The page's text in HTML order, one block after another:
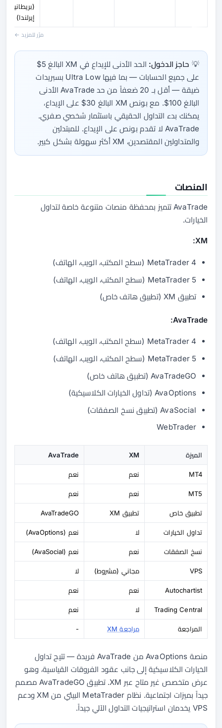
(بريطانيا/
إيرلندا)
مرّر للمزيد ←
💡 حاجز الدخول:
الحد الأدنى للإيداع في XM البالغ 5$
على جميع الحسابات — بما فيها Ultra Low بسبريدات
ضيقة — أقل بـ 20 ضعفاً من حد AvaTrade الأدنى
البالغ 100$. مع بونص XM البالغ 30$ على الإيداع،
يمكنك بدء التداول الحقيقي باستثمار شخصي صفري.
AvaTrade لا تقدم بونص على الإيداع. للمبتدئين
والمتداولين المقتصدين، XM أكثر سهولة بشكل كبير.
المنصات
AvaTrade تتميز بمحفظة منصات متنوعة خاصة لتداول
الخيارات.
XM:
MetaTrader 4 (سطح المكتب، الويب، الهاتف)
MetaTrader 5 (سطح المكتب، الويب، الهاتف)
تطبيق XM (تطبيق هاتف خاص)
AvaTrade:
MetaTrader 4 (سطح المكتب، الويب، الهاتف)
MetaTrader 5 (سطح المكتب، الويب، الهاتف)
AvaTradeGO (تطبيق هاتف خاص)
AvaOptions (تداول الخيارات الكلاسيكية)
AvaSocial (تطبيق نسخ الصفقات)
WebTrader
الميزة XM
AvaTrade
MT4 نعم نعم
MT5 نعم نعم
تطبيق خاص تطبيق XM AvaTradeGO
تداول الخيارات لا نعم (AvaOptions)
نسخ الصفقات نعم نعم (AvaSocial)
VPS مجاني (مشروط) لا
Autochartist نعم نعم
Trading Central لا نعم
المراجعة مراجعة XM -
منصة AvaOptions من AvaTrade فريدة — تتيح تداول
الخيارات الكلاسيكية إلى جانب عقود الفروقات القياسية، وهو
عرض متخصص غير متاح عبر XM. تطبيق AvaTradeGO مصمم
جيداً بميزات اجتماعية. نظام MetaTrader البيئي من XM ودعم
VPS يخدمان استراتيجيات التداول الآلي جيداً.